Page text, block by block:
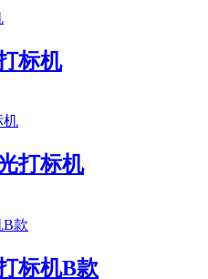
标机
打标机
标机B款